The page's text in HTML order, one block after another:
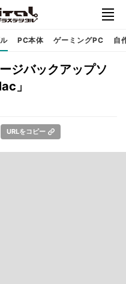
PC本体 ゲーミングPC 自
ジバックアップソ
」
URLをコピー